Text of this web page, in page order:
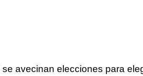
se avecinan elecciones para